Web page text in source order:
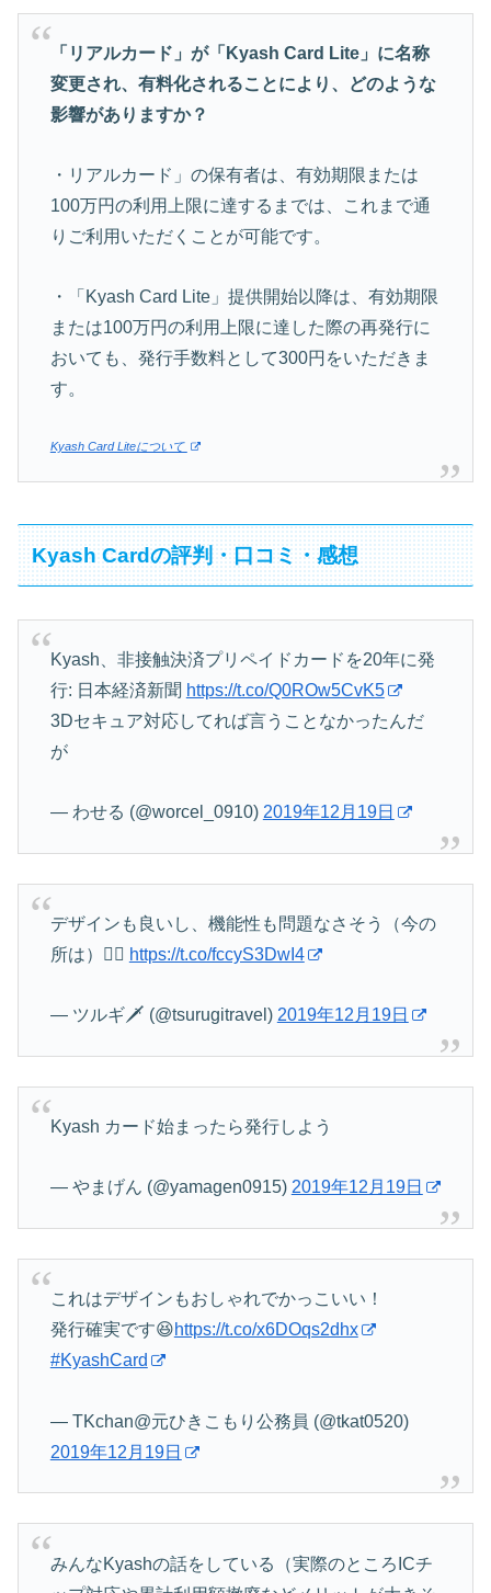
「リアルカード」が「Kyash Card Lite」に名称
変更され、有料化されることにより、どのような
影響がありますか？
・リアルカード」の保有者は、有効期限または
100万円の利用上限に達するまでは、これまで通
りご利用いただくことが可能です。
・「Kyash Card Lite」提供開始以降は、有効期限
または100万円の利用上限に達した際の再発行に
おいても、発行手数料として300円をいただきま
す。
Kyash Card Liteについて
Kyash Cardの評判・口コミ・感想
Kyash、非接触決済プリペイドカードを20年に発
行: 日本経済新聞 https://t.co/Q0ROw5CvK5
3Dセキュア対応してれば言うことなかったんだ
が
— わせる (@worcel_0910) 2019年12月19日
デザインも良いし、機能性も問題なさそう（今の
所は）🙆‍♂️ https://t.co/fccyS3DwI4
— ツルギ🗡 (@tsurugitravel) 2019年12月19日
Kyash カード始まったら発行しよう
— やまげん (@yamagen0915) 2019年12月19日
これはデザインもおしゃれでかっこいい！
発行確実です😆https://t.co/x6DOqs2dhx
#KyashCard
— TKchan@元ひきこもり公務員 (@tkat0520)
2019年12月19日
みんなKyashの話をしている（実際のところICチ